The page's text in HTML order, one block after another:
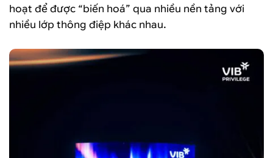
hoạt để được “biến hoá” qua nhiều nền tảng với
nhiều lớp thông điệp khác nhau.